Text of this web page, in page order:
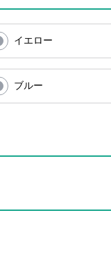
イエロー
ブルー